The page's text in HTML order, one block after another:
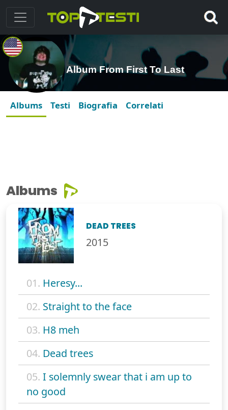
Album From First To Last
Albums Testi Biografia Correlati
Albums
DEAD TREES
2015
01. Heresy...
02. Straight to the face
03. H8 meh
04. Dead trees
05. I solemnly swear that i am up to
no good